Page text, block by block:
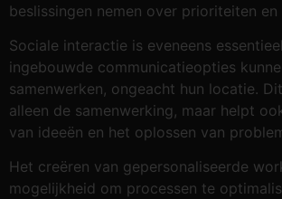
beslissingen nemen over prioriteiten en
Sociale interactie is eveneens
ingebouwde communicatieopties
samenwerken, ongeacht hun locatie.
alleen de samenwerking, maar helpt
van ideeën en het oplossen van
Het creëren van gepersonaliseerde
mogelijkheid om processen te